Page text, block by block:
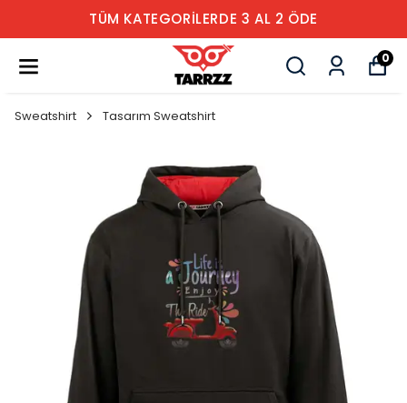
TÜM KATEGORİLERDE 3 AL 2 ÖDE
0
Sweatshirt Tasarım Sweatshirt